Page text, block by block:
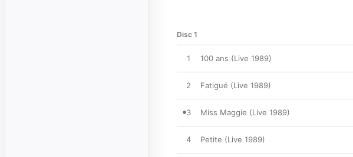
Disc 1
1 100 ans (Live 1989)
2 Fatigué (Live 1989)
3 Miss Maggie (Live 1989)
4 Petite (Live 1989)